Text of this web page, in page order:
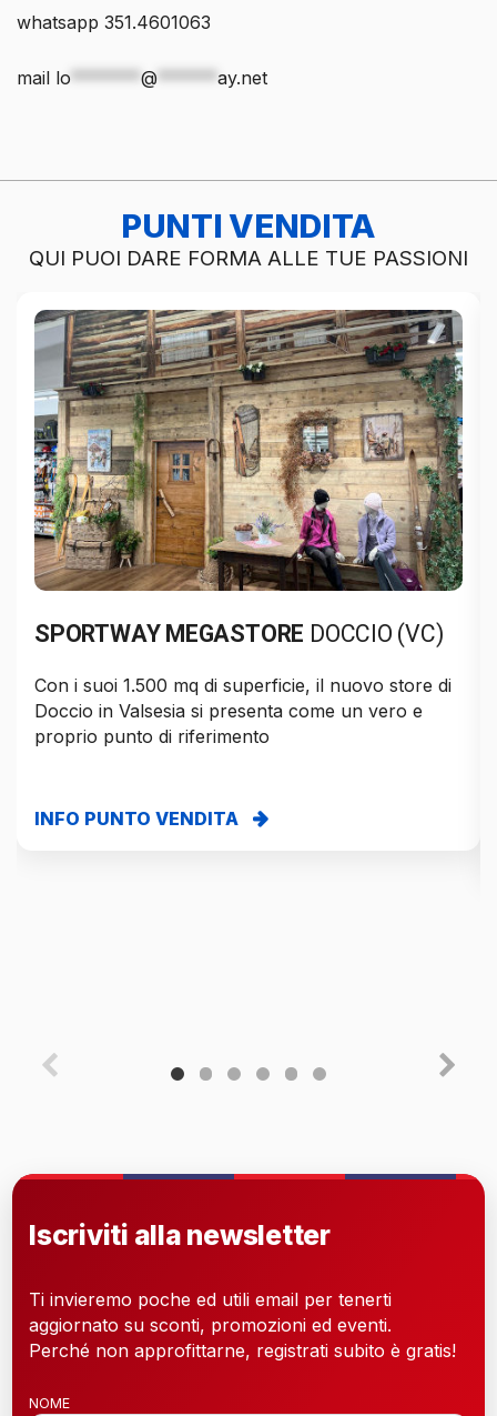
whatsapp 351.4601063
mail lo ******* @ ****** ay.net
PUNTI VENDITA
QUI PUOI DARE FORMA ALLE TUE PASSIONI
SPORTWAY MEGASTORE DOCCIO (VC)
Con i suoi 1.500 mq di superficie, il nuovo store di
Doccio in Valsesia si presenta come un vero e
proprio punto di riferimento
INFO PUNTO VENDITA
Iscriviti alla newsletter
Ti invieremo poche ed utili email per tenerti
aggiornato su sconti, promozioni ed eventi.
Perché non approfittarne, registrati subito è gratis!
NOME